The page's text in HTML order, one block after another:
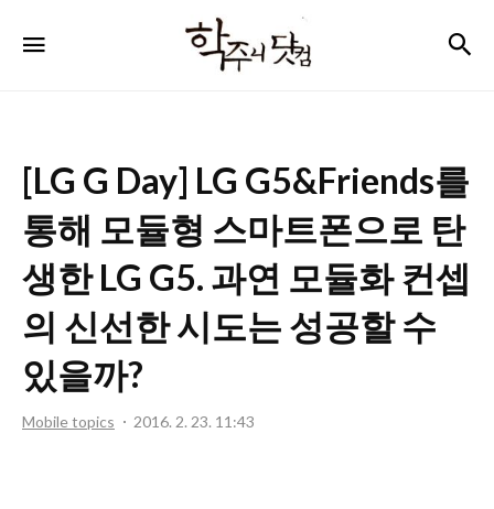
주
컴
[LG G Day] LG G5&Friends를
통해 모듈형 스마트폰으로 탄
생한 LG G5. 과연 모듈화 컨셉
의 신선한 시도는 성공할 수
있을까?
Mobile topics 2016. 2. 23. 11:43